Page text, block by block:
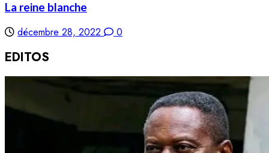
La reine blanche
décembre 28, 2022 0
EDITOS